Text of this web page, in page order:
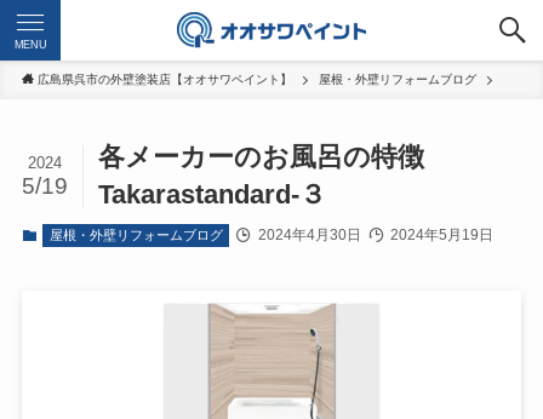
MENU
広島県呉市の外壁塗装店【オオサワペイント】 屋根・外壁リフォームブログ
各メーカーのお風呂の特徴
Takarastandard-３
2024
5/19
屋根・外壁リフォームブログ 2024年4月30日 2024年5月19日